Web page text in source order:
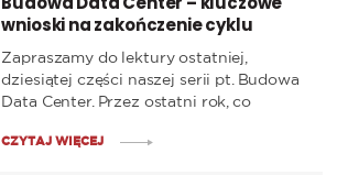
wnioski na zakończenie cyklu
Zapraszamy do lektury ostatniej,
dziesiątej części naszej serii pt. Budowa
Data Center. Przez ostatni rok, co
kolejne materiały przedstawiające
CZYTAJ WIĘCEJ